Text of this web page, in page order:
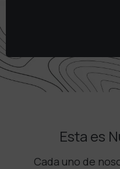
Esta es
Cada uno de